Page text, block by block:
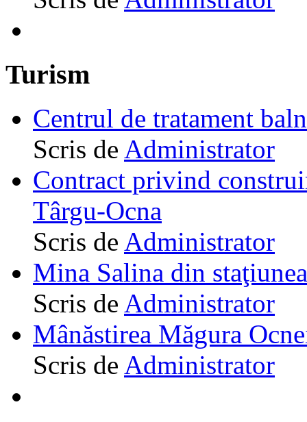
Turism
Centrul de tratament
Scris de Administrator
Contract privind
Târgu-Ocna
Scris de Administrator
Mina Salina din
Scris de Administrator
Mânăstirea Măgura
Scris de Administrator